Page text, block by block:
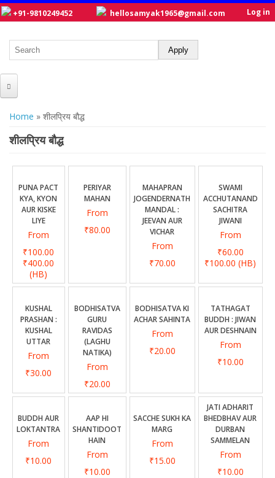
+91-9810249452 hellosamyak1965@gmail.com Log in
ABOUT US
POSTERS
GALLERY
CONTACT US
You are here
Home » शीलप्रिय बौद्ध
शीलप्रिय बौद्ध
PUNA PACT
KYA, KYON
AUR KISKE
LIYE
From
₹100.00
₹400.00
(HB)
PERIYAR
MAHAN
From
₹80.00
MAHAPRAN
JOGENDERNATH
MANDAL :
JEEVAN AUR
VICHAR
From
₹70.00
SWAMI
ACCHUTANAND
SACHITRA
JIWANI
From
₹60.00
₹100.00(HB)
KUSHAL
PRASHAN :
KUSHAL
UTTAR
From
₹30.00
BODHISATVA
GURU
RAVIDAS
(LAGHU
NATIKA)
From
₹20.00
BODHISATVA KI
ACHAR SAHINTA
From
₹20.00
TATHAGAT
BUDDH : JIWAN
AUR DESHNAIN
From
₹10.00
BUDDH AUR
LOKTANTRA
From
₹10.00
AAP HI
SHANTIDOOT
HAIN
From
₹10.00
SACCHE SUKH KA
MARG
From
₹15.00
JATI ADHARIT
BHEDBHAV AUR
DURBAN
SAMMELAN
From
₹10.00